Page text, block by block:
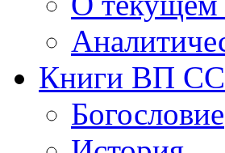
Книги ВП
Богословие